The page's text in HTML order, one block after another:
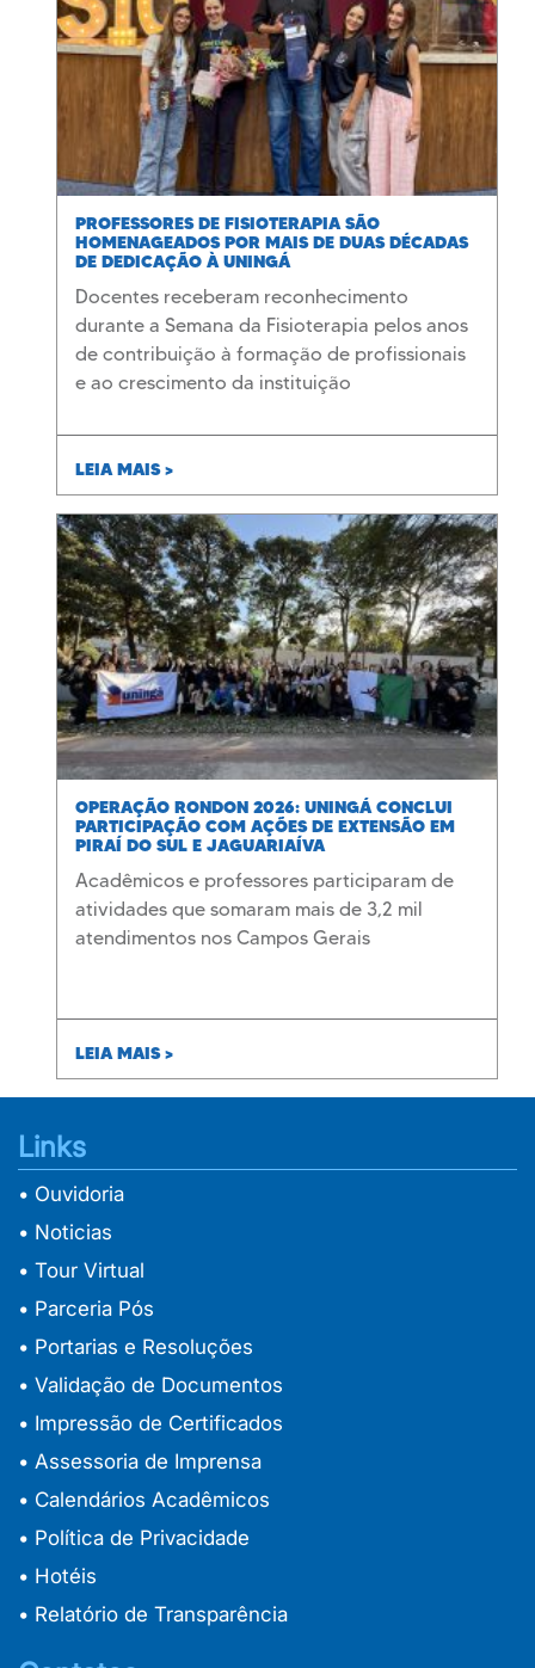
PROFESSORES DE FISIOTERAPIA SÃO
HOMENAGEADOS POR MAIS DE DUAS DÉCADAS
DE DEDICAÇÃO À UNINGÁ
Docentes receberam reconhecimento
durante a Semana da Fisioterapia pelos anos
de contribuição à formação de profissionais
e ao crescimento da instituição
LEIA MAIS >
OPERAÇÃO RONDON 2026: UNINGÁ CONCLUI
PARTICIPAÇÃO COM AÇÕES DE EXTENSÃO EM
PIRAÍ DO SUL E JAGUARIAÍVA
Acadêmicos e professores participaram de
atividades que somaram mais de 3,2 mil
atendimentos nos Campos Gerais
LEIA MAIS >
Links
• Ouvidoria
• Noticias
• Tour Virtual
• Parceria Pós
• Portarias e Resoluções
• Validação de Documentos
• Impressão de Certificados
• Assessoria de Imprensa
• Calendários Acadêmicos
• Política de Privacidade
• Hotéis
• Relatório de Transparência